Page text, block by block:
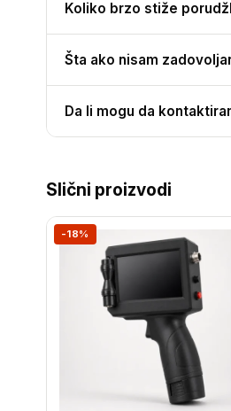
Koliko brzo stiže
Šta ako nisam
Da li mogu da
Slični proizvodi
-18%